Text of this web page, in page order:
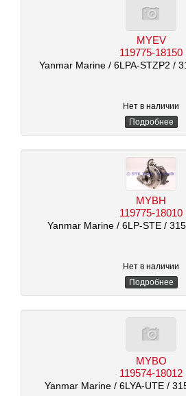
MYEV
119775-18150
Yanmar Marine / 6LPA-STZP2 /
Нет в наличии
Подробнее
MYBH
119775-18010
Yanmar Marine/ 6LP-STE /
Нет в наличии
Подробнее
MYBO
119574-18012
Yanmar Marine/ 6LYA-UTE /